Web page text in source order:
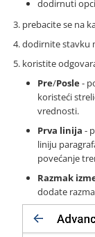
dodirnuti
prebacite se na
dodirnite stavku
koristite
Pre/Posle-
koristeći
vrednosti.
Prva linija -
liniju
povećanje
Razmak
dodate